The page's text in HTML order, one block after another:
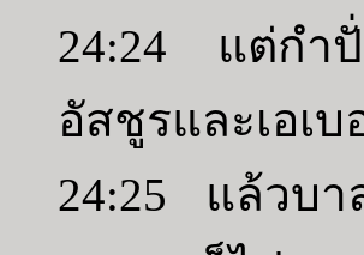
24:24 แต่กำปั่
อัสชูรและเอเ
24:25 แล้วบ